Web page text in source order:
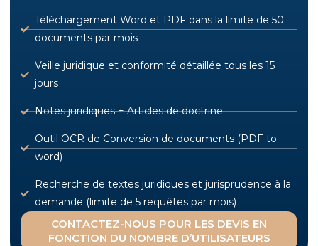
Téléchargement Word et PDF dans la limite de 50
documents par mois
Veille juridique et conformité détaillée tous les 15
jours
Notes juridiques + Articles de doctrine
Outil OCR de Conversion de documents (PDF to
word)
Recherche de textes juridiques et jurisprudence à la
demande (limite de 5 requêtes par mois)
CONTACTEZ-NOUS POUR LES DEVIS EN
FONCTION DU NOMBRE D’UTILISATEURS